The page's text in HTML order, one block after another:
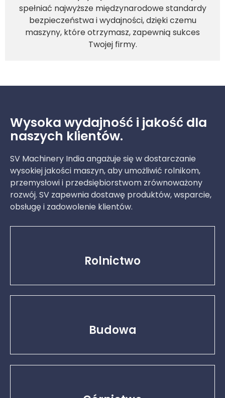
spełniać najwyższe międzynarodowe standardy
bezpieczeństwa i wydajności, dzięki czemu
maszyny, które otrzymasz, zapewnią sukces
Twojej firmy.
Wysoka wydajność i jakość dla
naszych klientów.
SV Machinery India angażuje się w dostarczanie
wysokiej jakości maszyn, aby umożliwić rolnikom,
przemysłowi i przedsiębiorstwom zrównoważony
rozwój. SV zapewnia dostawę produktów, wsparcie,
obsługę i zadowolenie klientów.
Rolnictwo
Budowa